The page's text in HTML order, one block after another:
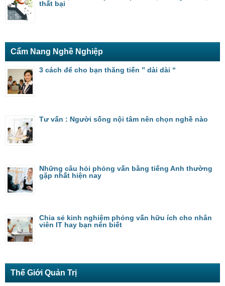
thất bại
Cẩm Nang Nghề Nghiệp
3 cách để cho bạn thăng tiến ” dài dài “
Tư vấn : Người sống nội tâm nên chọn nghề nào
Những câu hỏi phỏng vấn bằng tiếng Anh thường
gặp nhất hiện nay
Chia sẻ kinh nghiệm phỏng vấn hữu ích cho nhân
viên IT hay bạn nên biết
Thế Giới Quản Trị